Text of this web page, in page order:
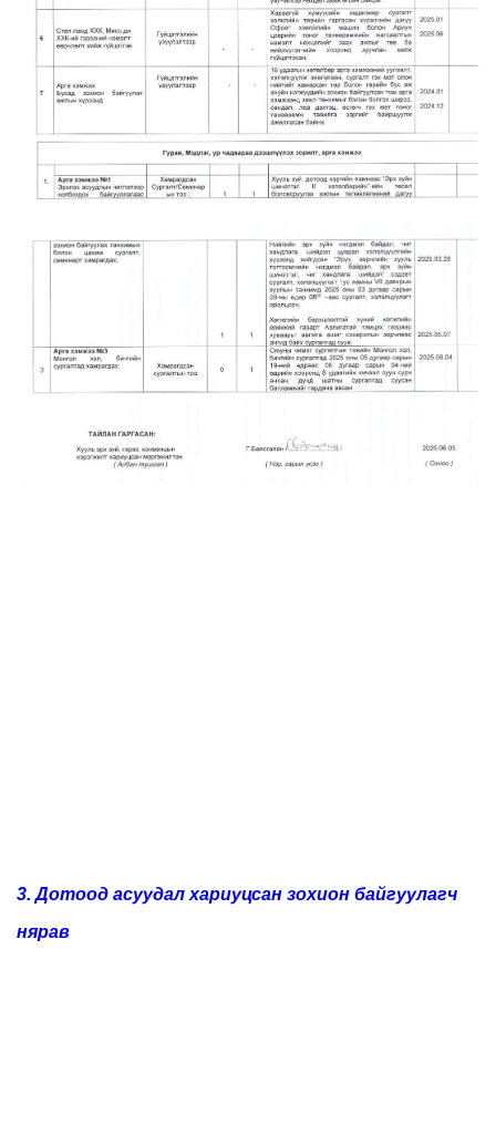
3. Дотоод асуудал хариуцсан зохион байгуулагч
нярав